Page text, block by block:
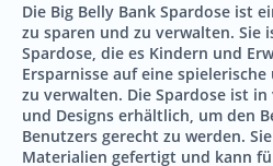
Die Big Belly Bank Spardose ist
zu sparen und zu verwalten. Sie
Spardose, die es Kindern und
Ersparnisse auf eine
zu verwalten. Die Spardose ist
und Designs erhältlich, um den
Benutzers gerecht zu werden.
Materialien gefertigt und kann